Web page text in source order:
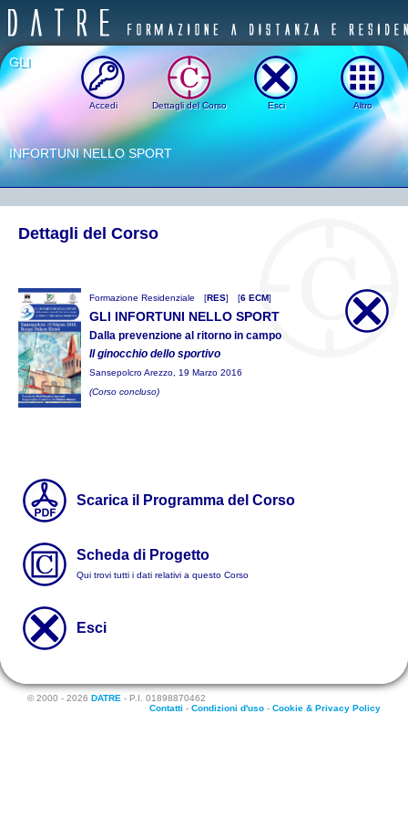
Accedi Dettagli del Corso Esci Altro
GLI
INFORTUNI NELLO SPORT
Dettagli del Corso
Formazione Residenziale [RES] [6 ECM]
GLI INFORTUNI NELLO SPORT
Dalla prevenzione al ritorno in campo
Il ginocchio dello sportivo
Sansepolcro Arezzo, 19 Marzo 2016
(Corso concluso)
Scarica il Programma del Corso
Scheda di Progetto
Qui trovi tutti i dati relativi a questo Corso
Esci
© 2000 - 2026 DATRE - P.I. 01898870462
Contatti - Condizioni d'uso - Cookie & Privacy Policy